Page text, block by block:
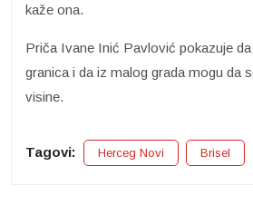
kaže ona.
Priča Ivane Inić Pavlović pokazuje
granica i da iz malog grada mogu da
visine.
Tagovi: Herceg Novi Brisel